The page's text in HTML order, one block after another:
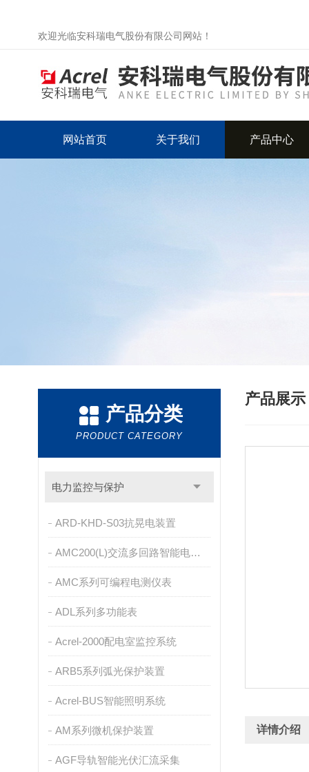
欢迎光临安科瑞电气股份有限公司网站！
网站首页 关于我们 产品中心
产品分类
PRODUCT CATEGORY
电力监控与保护
ARD-KHD-S03抗晃电装置
AMC200(L)交流多回路智能电量采集监控装置
AMC系列可编程电测仪表
ADL系列多功能表
Acrel-2000配电室监控系统
ARB5系列弧光保护装置
Acrel-BUS智能照明系统
AM系列微机保护装置
AGF导轨智能光伏汇流采集
产品展示
详情介绍